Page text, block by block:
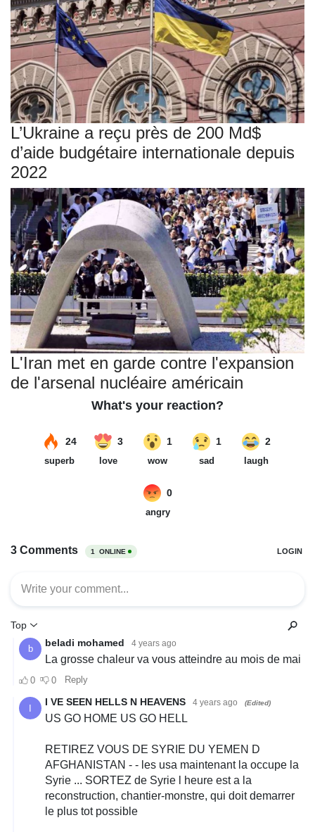
L’Ukraine a reçu près de 200 Md$
d’aide budgétaire internationale depuis
2022
L'Iran met en garde contre l'expansion
de l'arsenal nucléaire américain